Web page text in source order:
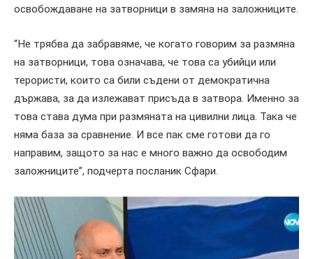
освобождаване на затворници в замяна на заложниците.
“Не трябва да забравяме, че когато говорим за размяна
на затворници, това означава, че това са убийци или
терористи, които са били съдени от демократична
държава, за да излежават присъда в затвора. Именно за
това става дума при размяната на цивилни лица. Така че
няма база за сравнение. И все пак сме готови да го
направим, защото за нас е много важно да освободим
заложниците”, подчерта посланик Сфари.